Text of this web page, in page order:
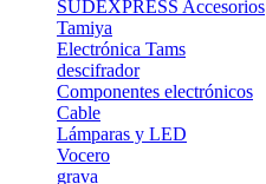
SUDEXPRESS Accesorios
Tamiya
Electrónica Tams
descifrador
Componentes electrónicos
Cable
Lámparas y LED
Vocero
grava